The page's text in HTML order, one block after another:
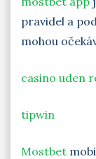
pravidel a
mohou
casino uden
tipwin
Mostbet